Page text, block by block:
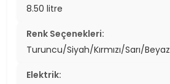
8.50 litre
Renk Seçenekleri:
Turuncu/Siyah/Kırmızı/Sarı/Beyaz
Elektrik: